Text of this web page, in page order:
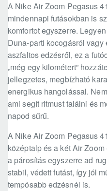
A Nike Air Zoom Pegasus
mindennapi futásokban is
komfortot egyszerre.
Duna-parti kocogásról
aszfaltos edzésről, ez a
„még egy kilométert”
jellegzetes, megbízható
energikus hangolással.
ami segít ritmust találni és
napod sűrű.
A Nike Air Zoom Pegasus
középtalp és a két Air
a párosítás egyszerre ad
stabil, védett futást, így jól
tempósabb edzésnél is.